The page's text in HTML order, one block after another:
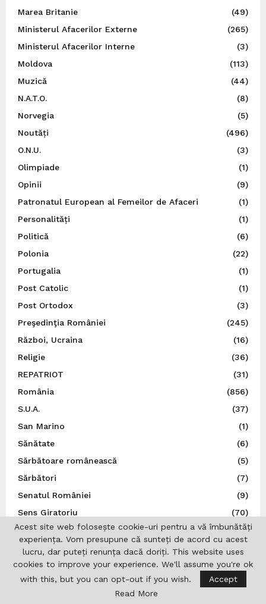
Marea Britanie
(49)
Ministerul Afacerilor Externe
(265)
Ministerul Afacerilor Interne
(3)
Moldova
(113)
Muzică
(44)
N.A.T.O.
(8)
Norvegia
(5)
Noutăți
(496)
O.N.U.
(3)
Olimpiade
(1)
Opinii
(9)
Patronatul European al Femeilor de Afaceri
(1)
Personalități
(1)
Politică
(6)
Polonia
(22)
Portugalia
(1)
Post Catolic
(1)
Post Ortodox
(3)
Preşedinţia României
(245)
Război, Ucraina
(16)
Religie
(36)
REPATRIOT
(31)
România
(856)
S.U.A.
(37)
San Marino
(1)
Sănătate
(6)
Sărbătoare românească
(5)
Sărbători
(7)
Senatul României
(9)
Sens Giratoriu
(70)
Serbia
(2)
Social
Spania
(34)
Spectacol
Acest site web folosește cookie-uri pentru a vă îmbunătăți
experiența. Vom presupune că sunteți de acord cu acest
lucru, dar puteți renunța dacă doriți. This website uses
cookies to improve your experience. We'll assume you're ok
with this, but you can opt-out if you wish.
Accept
Read More